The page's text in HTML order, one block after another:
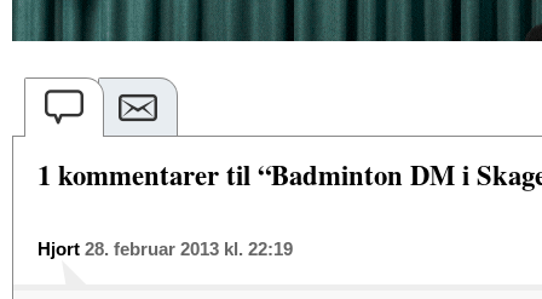
1 kommentarer til “Badminton DM i
Hjort 28. februar 2013 kl. 22:19